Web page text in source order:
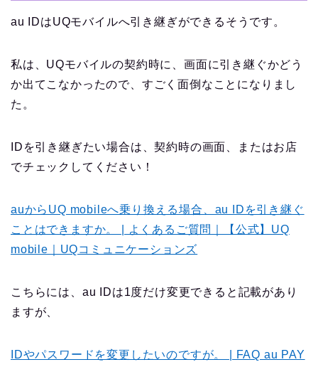
au IDはUQモバイルへ引き継ぎができるそうです。
私は、UQモバイルの契約時に、画面に引き継ぐかどう
か出てこなかったので、すごく面倒なことになりまし
た。
IDを引き継ぎたい場合は、契約時の画面、またはお店
でチェックしてください！
auからUQ mobileへ乗り換える場合、au IDを引き継ぐ
ことはできますか。 | よくあるご質問｜【公式】UQ
mobile｜UQコミュニケーションズ
こちらには、au IDは1度だけ変更できると記載があり
ますが、
IDやパスワードを変更したいのですが。 | FAQ au PAY